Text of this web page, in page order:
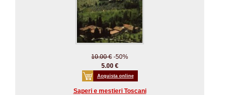
10.00 € -50%
5.00 €
Acquista online
Saperi e mestieri Toscani